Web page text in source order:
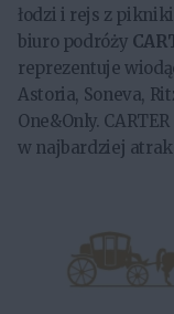
łodzi i rejs z
biuro podróży
reprezentuje
Astoria, Soneva,
One&Only.
w najbardziej